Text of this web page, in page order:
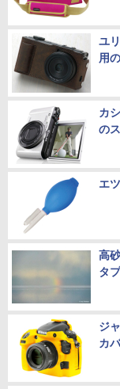
ユ
用
カ
の
エ
高
タ
ジ
カ